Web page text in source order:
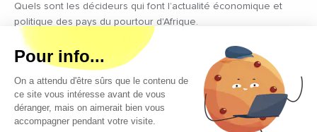
Quels sont les décideurs qui font l’actualité économique et
politique des pays du pourtour d'Afrique.